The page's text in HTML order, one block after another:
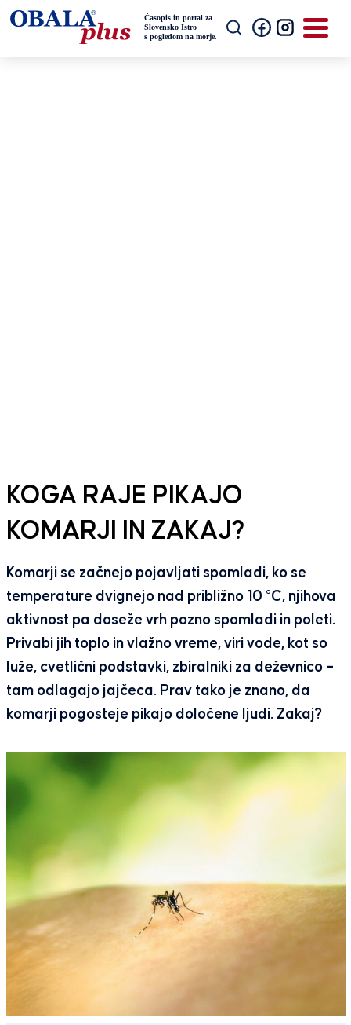
KOGA RAJE PIKAJO
KOMARJI IN ZAKAJ?
Komarji se začnejo pojavljati spomladi, ko se
temperature dvignejo nad približno 10 °C, njihova
aktivnost pa doseže vrh pozno spomladi in poleti.
Privabi jih toplo in vlažno vreme, viri vode, kot so
luže, cvetlični podstavki, zbiralniki za deževnico –
tam odlagajo jajčeca. Prav tako je znano, da
komarji pogosteje pikajo določene ljudi. Zakaj?